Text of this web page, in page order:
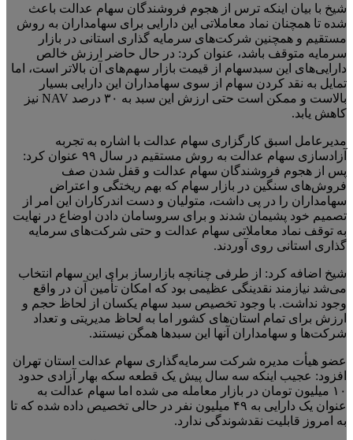
شیخ با بیان اینکه ترس از هجوم فروشندگان سهام عدالت باعث
شده تا همچنان نماد معاملاتی این دارایی برای سهامداران به روش
مستقیم و همچنین شرکت‌های سرمایه گذاری استانی در بازار
سرمایه متوقف باشد، عنوان کرد: در حال حاضر ارزش خالص
دارایی‌های این سبدسهام از قیمت بازار سهم‌های آن بالاتر است، اما
تمایل به نقد کردن سهام از سوی سهامداران این دارایی بسیار
بالاست و ممکن است حتی ارزش این سبد به ۳۰ درصد NAV نیز
کاهش یابد.
مدیرعامل اسبق کارگزاری سهام عدالت با اشاره به تجربه
آزادسازی سهام عدالت به روش مستقیم در سال ۹۹ عنوان کرد:
پس از هجوم فروشندگان سهام عدالت و قفل شدن صف
فروش‌های سنگین در بازار سهام که بهم ریختگی و اعتراض
سهامداران را در پی داشت، متولیان و دست اندرکاران این امر از
تصمیم خود پشیمان شدند و برای سروسامان دادن اوضاع در نهایت
به توقف نماد معاملاتی سهام عدالت و حتی شرکت‌های سرمایه
گذاری استانی روی آوردند.
شیخ اضافه کرد: از طرفی چنانچه بازارساز برای این سهام انتخاب
می‌شد نیازمند نقدینگی عظیمی بود که امکان تأمین آن در واقع
وجود نداشت. با وجود تخصیص سبد سهام یکسان از لحاظ حجم و
ارزش برای تمام استان‌های کشور اما به لحاظ مدیریتی و تعداد
شرکت‌ها و سهامداران آنها این سبدها همگن نیستند.
عضو هیأت مدیره شرکت سرمایه‌گذاری سهام عدالت استان تهران
افزود: عجیب اینکه سه سال پیش یک قطعه سکه بهار آزادی حدود
۱۰ میلیون تومان در بازار معامله می شده اما سهام عدالت به
عنوان یک دارایی به ۴۹ میلیون نفر در حالی تخصیص داده شده که تا
به امروز قابلیت نقدشوندگی ندارد.